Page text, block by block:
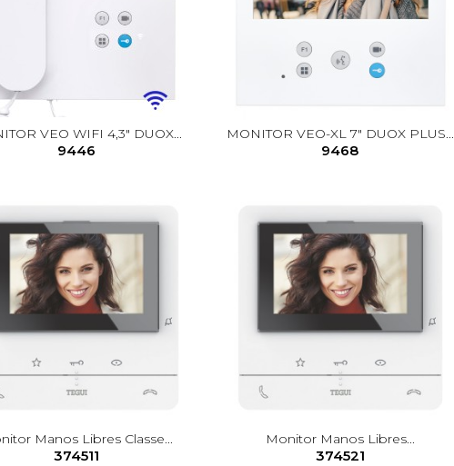
VEO WIFI 4,3" DUOX...
9446
MONITOR VEO-XL 7" DUOX PLUS...
9468
Manos Libres Classe...
374511
Monitor Manos Libres...
374521